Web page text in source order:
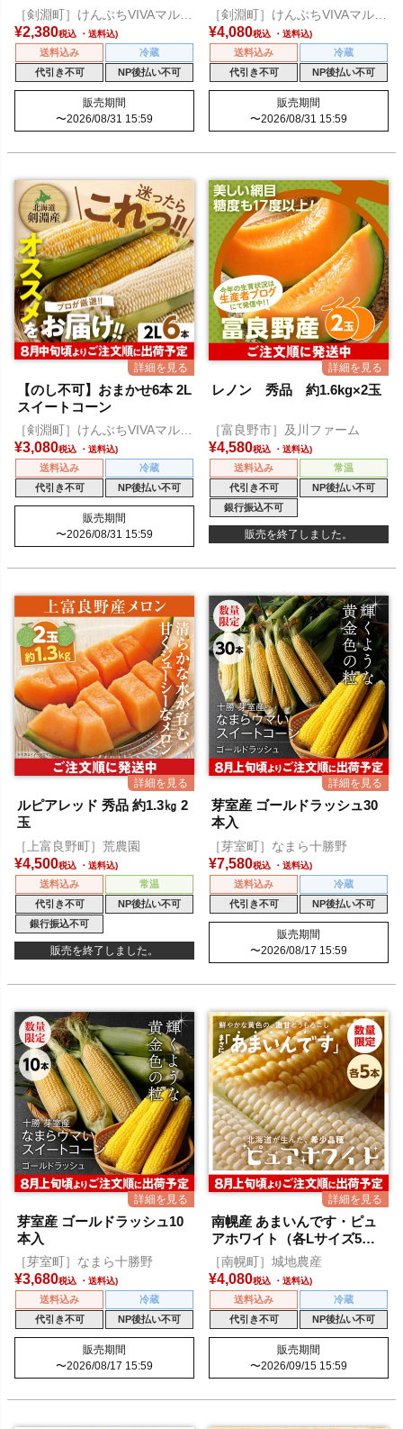
［剣淵町］けんぶちVIVAマルシ
ェ
¥2,380税込
送料込み
冷蔵
代引き不可
NP後払い不可
販売期間
〜2026/08/31 15:59
［剣淵町］けんぶちVIVAマルシ
ェ
¥4,080税込
送料込み
冷蔵
代引き不可
NP後払い不可
販売期間
〜2026/08/31 15:59
【のし不可】おまかせ6本 2L
スイートコーン
［剣淵町］けんぶちVIVAマルシ
ェ
¥3,080税込
送料込み
冷蔵
代引き不可
NP後払い不可
販売期間
〜2026/08/31 15:59
レノン 秀品 約1.6kg×2玉
［富良野市］及川ファーム
¥4,580税込
送料込み
常温
代引き不可
NP後払い不可
銀行振込不可
販売を終了しました。
ルピアレッド 秀品 約1.3㎏ 2
玉
［上富良野町］荒農園
¥4,500税込
送料込み
常温
代引き不可
NP後払い不可
銀行振込不可
販売を終了しました。
芽室産 ゴールドラッシュ30
本入
［芽室町］なまら十勝野
¥7,580税込
送料込み
冷蔵
代引き不可
NP後払い不可
販売期間
〜2026/08/17 15:59
芽室産 ゴールドラッシュ10
本入
［芽室町］なまら十勝野
¥3,680税込
送料込み
冷蔵
代引き不可
NP後払い不可
販売期間
〜2026/08/17 15:59
南幌産 あまいんです・ピュ
アホワイト（各Lサイズ5本
入）
［南幌町］城地農産
¥4,080税込
送料込み
冷蔵
代引き不可
NP後払い不可
販売期間
〜2026/09/15 15:59